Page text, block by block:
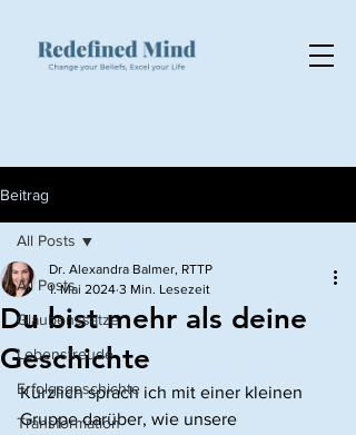
Beitrag
All Posts
Glaubenssätze
Lebensfreude
Erfolgsgeschichte
Transformation
All Posts
Du bist mehr als deine
Geschichte
Dr. Alexandra Balmer, RTTP
1. Mai 2024 3 Min. Lesezeit
Kürzlich sprach ich mit einer kleinen
Gruppe darüber, wie unsere